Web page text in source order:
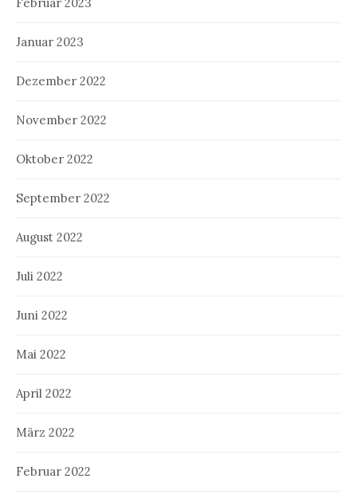
Januar 2023
Dezember 2022
November 2022
Oktober 2022
September 2022
August 2022
Juli 2022
Juni 2022
Mai 2022
April 2022
März 2022
Februar 2022